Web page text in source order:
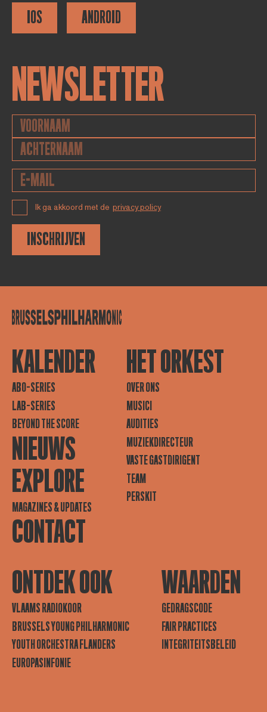
IOS ANDROID
NEWSLETTER
Ik ga akkoord met de privacy policy
INSCHRIJVEN
KALENDER
ABO-SERIES
LAB-SERIES
BEYOND THE SCORE
NIEUWS
EXPLORE
MAGAZINES & UPDATES
CONTACT
HET ORKEST
OVER ONS
MUSICI
AUDITIES
MUZIEKDIRECTEUR
VASTE GASTDIRIGENT
TEAM
PERSKIT
ONTDEK OOK
VLAAMS RADIOKOOR
BRUSSELS YOUNG PHILHARMONIC
YOUTH ORCHESTRA FLANDERS
EUROPASINFONIE
WAARDEN
GEDRAGSCODE
FAIR PRACTICES
INTEGRITEITSBELEID